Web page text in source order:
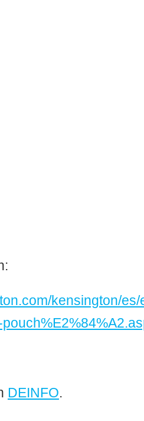
kensington/
DEINFO.